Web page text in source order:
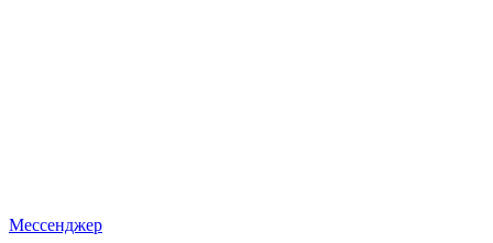
Мессенджер